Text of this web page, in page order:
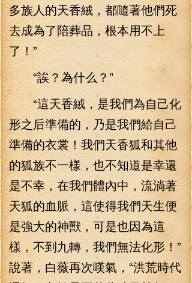
多族人的天香絨，都隨著他們死
去成為了陪葬品，根本用不上
了！”
“誒？為什么？”
“這天香絨，是我們為自己化
形之后準備的，乃是我們給自己
準備的衣裳！我們天香狐和其他
的狐族不一樣，也不知道是幸還
是不幸，在我們體內中，流淌著
天狐的血脈，這使得我們天生便
是強大的神獸，可是也因為這
樣，不到九轉，我們無法化形！”
說著，白薇再次嘆氣，“洪荒時代